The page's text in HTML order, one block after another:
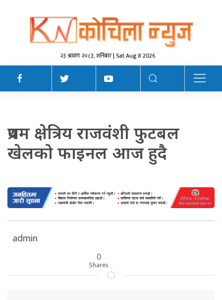
२३ श्रावण २०८३, शनिबार | Sat Aug 8 2026
प्रथम क्षेत्रिय राजवंशी फुटबल
खेलको फाइनल आज हुदै
admin
0
Shares